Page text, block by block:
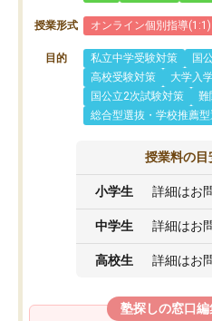
授業形式 オンライン個別指導(1:1)
目的 私立中学受験対策
国
高校受験対策
大学入
国公立2次試験対策
難
総合型選抜・学校推薦
授業料の目
小学生 詳細はお
中学生 詳細はお
高校生 詳細はお
塾探しの窓口